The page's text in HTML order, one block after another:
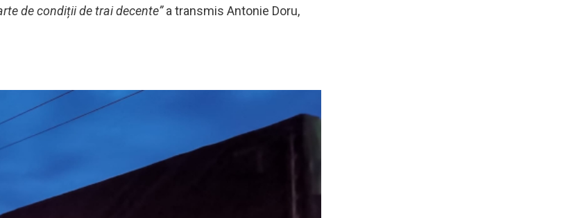
de condiții de trai decente”a transmis Antonie Doru,